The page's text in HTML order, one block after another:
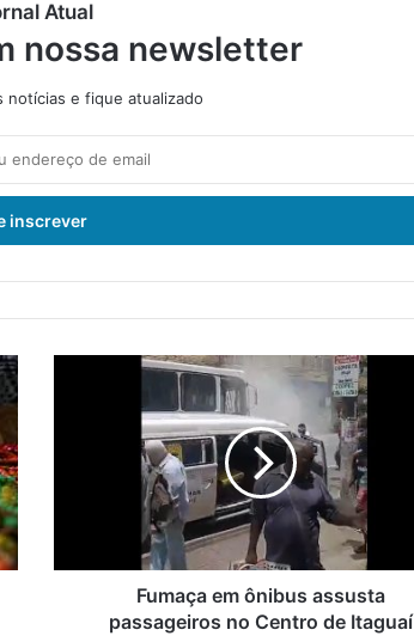
Atual
nossa newsletter
notícias e fique atualizado
ô
Fumaça em ônibus assusta
passageiros no Centro de Itaguaí